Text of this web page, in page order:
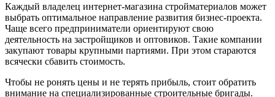
Каждый владелец интернет-магазина стройматериалов может
выбрать оптимальное направление развития бизнес-проекта.
Чаще всего предприниматели ориентируют свою
деятельность на застройщиков и оптовиков. Такие компании
закупают товары крупными партиями. При этом стараются
всячески сбавить стоимость.
Чтобы не ронять цены и не терять прибыль, стоит обратить
внимание на специализированные строительные бригады.